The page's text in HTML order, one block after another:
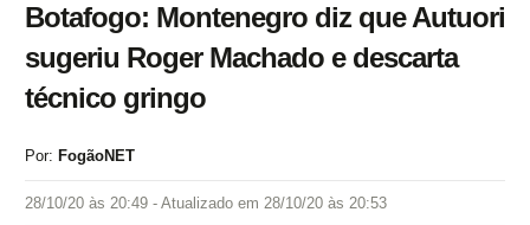
Botafogo: Montenegro diz que Autuori
sugeriu Roger Machado e descarta
técnico gringo
Por: FogãoNET
28/10/20 às 20:49 - Atualizado em 28/10/20 às 20:53